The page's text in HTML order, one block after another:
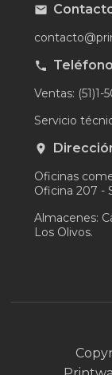
Teléfono
Ventas: (51)1-
Servicio
Oficinas
Oficina 207 -
Almacenes:
Los Olivos.